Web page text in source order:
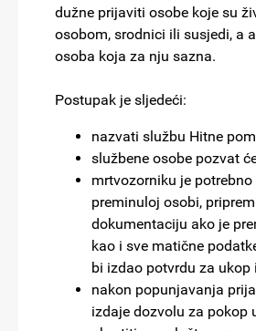
dužne prijaviti osobe koje su
osobom, srodnici ili susjedi, a
osoba koja za nju sazna.
Postupak je sljedeći:
nazvati službu Hitne
službene osobe pozvat
mrtvozorniku je
preminuloj osobi,
dokumentaciju ako je
kao i sve matične
bi izdao potvrdu za ukop
nakon popunjavanja
izdaje dozvolu za pokop